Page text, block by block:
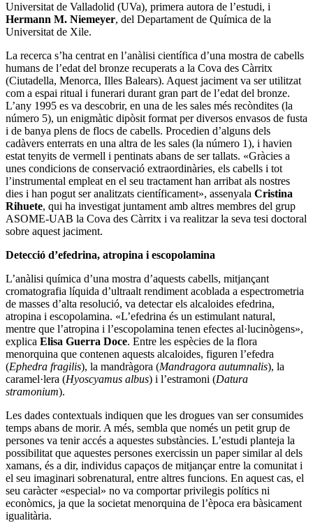
Universitat de Valladolid (UVa), primera autora de l’estudi, i
Hermann M. Niemeyer, del Departament de Química de la
Universitat de Xile.
La recerca s’ha centrat en l’anàlisi científica d’una mostra de cabells
humans de l’edat del bronze recuperats a la Cova des Càrritx
(Ciutadella, Menorca, Illes Balears). Aquest jaciment va ser utilitzat
com a espai ritual i funerari durant gran part de l’edat del bronze.
L’any 1995 es va descobrir, en una de les sales més recòndites (la
número 5), un enigmàtic dipòsit format per diversos envasos de fusta
i de banya plens de flocs de cabells. Procedien d’alguns dels
cadàvers enterrats en una altra de les sales (la número 1), i havien
estat tenyits de vermell i pentinats abans de ser tallats. «Gràcies a
unes condicions de conservació extraordinàries, els cabells i tot
l’instrumental empleat en el seu tractament han arribat als nostres
dies i han pogut ser analitzats científicament», assenyala Cristina
Rihuete, qui ha investigat juntament amb altres membres del grup
ASOME-UAB la Cova des Càrritx i va realitzar la seva tesi doctoral
sobre aquest jaciment.
Detecció d’efedrina, atropina i escopolamina
L’anàlisi química d’una mostra d’aquests cabells, mitjançant
cromatografia líquida d’ultraalt rendiment acoblada a espectrometria
de masses d’alta resolució, va detectar els alcaloides efedrina,
atropina i escopolamina. «L’efedrina és un estimulant natural,
mentre que l’atropina i l’escopolamina tenen efectes al·lucinògens»,
explica Elisa Guerra Doce. Entre les espècies de la flora
menorquina que contenen aquests alcaloides, figuren l’efedra
(Ephedra fragilis), la mandràgora (Mandragora autumnalis), la
caramel·lera (Hyoscyamus albus) i l’estramoni (Datura
stramonium).
Les dades contextuals indiquen que les drogues van ser consumides
temps abans de morir. A més, sembla que només un petit grup de
persones va tenir accés a aquestes substàncies. L’estudi planteja la
possibilitat que aquestes persones exercissin un paper similar al dels
xamans, és a dir, individus capaços de mitjançar entre la comunitat i
el seu imaginari sobrenatural, entre altres funcions. En aquest cas, el
seu caràcter «especial» no va comportar privilegis polítics ni
econòmics, ja que la societat menorquina de l’època era bàsicament
igualitària.